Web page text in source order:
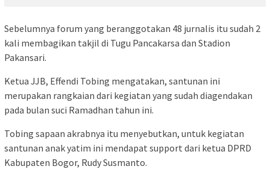
Sebelumnya forum yang beranggotakan 48 jurnalis itu sudah 2
kali membagikan takjil di Tugu Pancakarsa dan Stadion
Pakansari.
Ketua JJB, Effendi Tobing mengatakan, santunan ini
merupakan rangkaian dari kegiatan yang sudah diagendakan
pada bulan suci Ramadhan tahun ini.
Tobing sapaan akrabnya itu menyebutkan, untuk kegiatan
santunan anak yatim ini mendapat support dari ketua DPRD
Kabupaten Bogor, Rudy Susmanto.